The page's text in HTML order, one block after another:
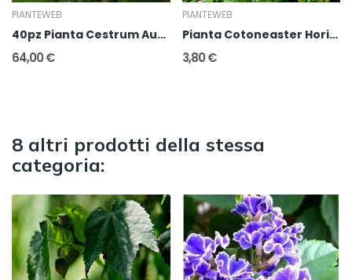
PIANTEWEB
40pz Pianta Cestrum Aurantiacum
64,00 €
PIANTEWEB
Pianta Cotoneaster Horizontalis
3,80 €
8 altri prodotti della stessa
categoria: